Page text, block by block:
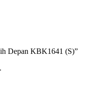
Depan KBK1641 (S)”